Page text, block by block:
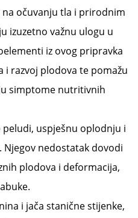
očuvanju tla i prirodnim
izuzetno važnu ulogu u
iz ovog pripravka
razvoj plodova te pomažu
simptome nutritivnih
uspješnu oplodnju i
nedostatak dovodi
plodova i deformacija,
i jača stanične stijenke,